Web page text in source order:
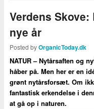
Verdens
nye år
Posted byOrganicToday.dk
NATUR – Nytårsaften og
håber på. Men her er en
grønt nytårsforsæt. Om
fantastisk erkendelse i
at gå op i naturen.